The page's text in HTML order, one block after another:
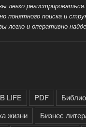
легко
понятного поиска и
легко и оперативно
LIFE PDF
жизни
Бизнес